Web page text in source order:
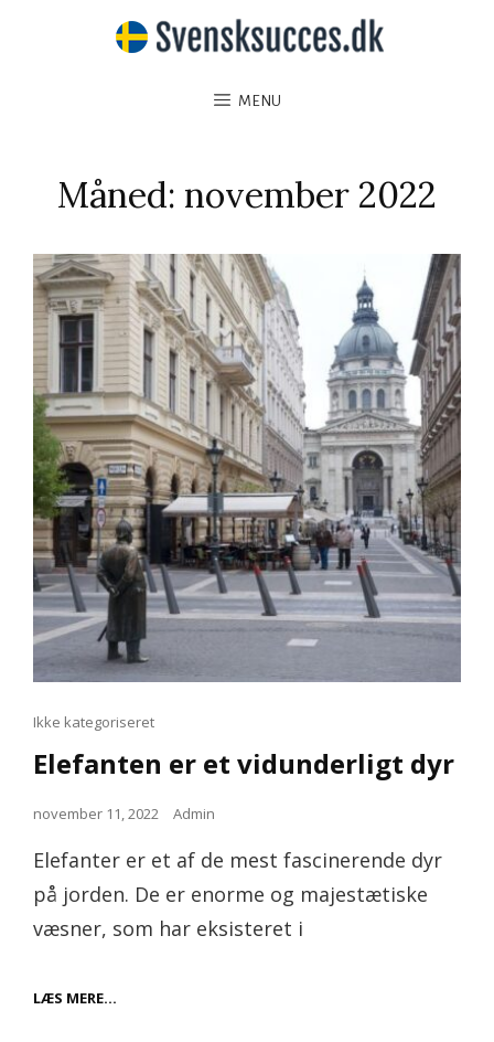
MENU
Måned: november 2022
Cat
Links
Ikke kategoriseret
Elefanten er et vidunderligt dyr
Posted
november 11, 2022 Admin
Elefanter er et af de mest fascinerende dyr
på jorden. De er enorme og majestætiske
væsner, som har eksisteret i
LÆS MERE…